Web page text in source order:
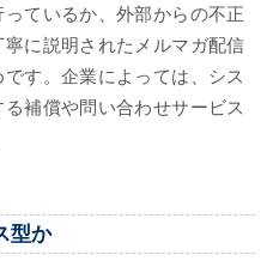
ているか、外部からの不正
に説明されたメルマガ配信
す。企業によっては、シス
補償や問い合わせサービス
型か